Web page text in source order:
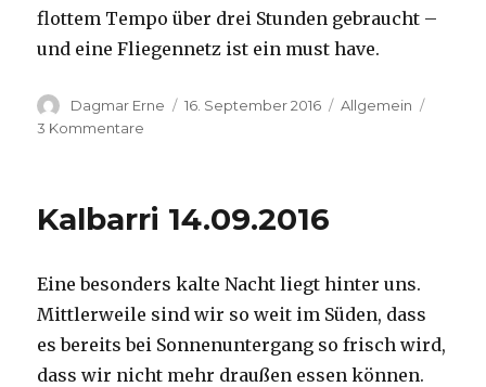
flottem Tempo über drei Stunden gebraucht –
und eine Fliegennetz ist ein must have.
Autor
Dagmar Erne
Veröffentlicht
16. September 2016 Kategorien
Allgemein
3 Kommentare
Kalbarri 14.09.2016
Eine besonders kalte Nacht liegt hinter uns.
Mittlerweile sind wir so weit im Süden, dass
es bereits bei Sonnenuntergang so frisch wird,
dass wir nicht mehr draußen essen können.